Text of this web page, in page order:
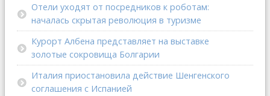
Отели уходят от посредников к роботам:
началась скрытая революция в туризме
Курорт Албена представляет на выставке
золотые сокровища Болгарии
Италия приостановила действие Шенгенского
соглашения с Испанией